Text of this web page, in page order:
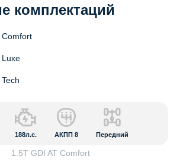
комплектаций
Comfort
Luxe
188л.с. АКПП 8 Передний
1.5T GDI AT Comfort